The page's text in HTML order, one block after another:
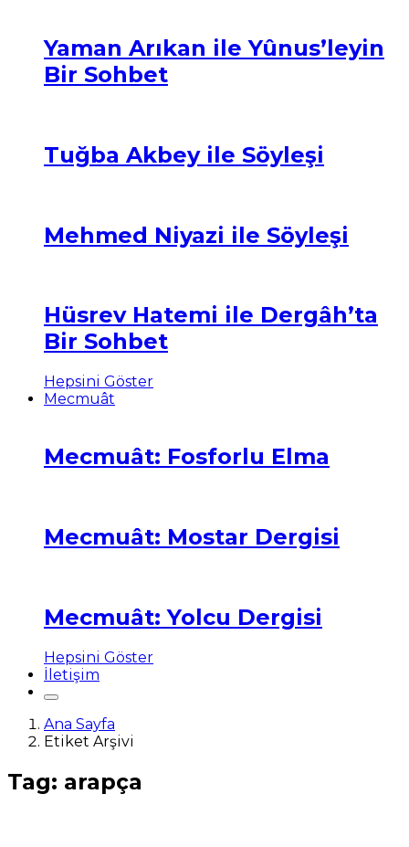
Yaman Arıkan ile Yûnus’leyin
Bir Sohbet
Tuğba Akbey ile Söyleşi
Mehmed Niyazi ile Söyleşi
Hüsrev Hatemi ile Dergâh’ta
Bir Sohbet
Hepsini Göster
Mecmuât
Mecmuât: Fosforlu Elma
Mecmuât: Mostar Dergisi
Mecmuât: Yolcu Dergisi
Hepsini Göster
İletişim
Ana Sayfa
Etiket Arşivi
Tag: arapça